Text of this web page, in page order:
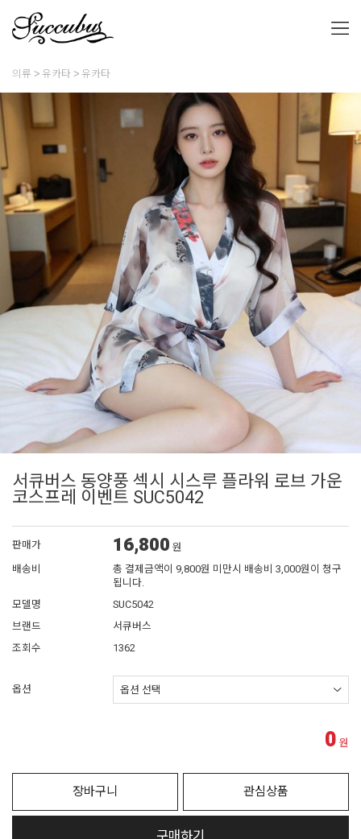
의류 유카타 유카타
서큐버스 동양풍 섹시 시스루 플라워 로브 가운
코스프레 이벤트 SUC5042
판매가 16,800 원
배송비
총 결제금액이 9,800원 미만시 배송비 3,000원이 청구
됩니다.
모델명
SUC5042
브랜드
서큐버스
조회수
1362
옵션
0 원
장바구니 관심상품